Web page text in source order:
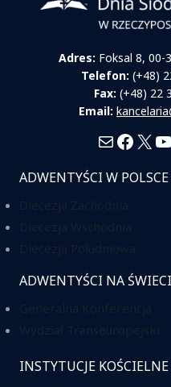
Adres: Foksal 8, 00-
Telefon: (+48)
Fax: (+48) 22
Email:
MailX
ADWENTYŚCI W POLSCE
ADWENTYŚCI NA
INSTYTUCJE KOŚCIELNE